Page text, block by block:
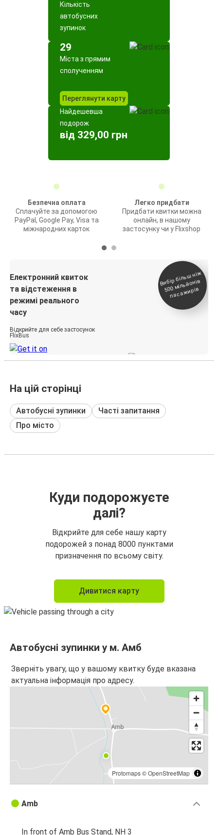
Кількість
автобусних
зупинок
29
Міста з прямим
сполученням
Переглянути карту
Найдешевша
подорож
від 329,00 грн
Безпечна оплата
Сплачуйте за допомогою
PayPal, Google Pay, Visa та
міжнародних карток
Легко придбати
Придбати квитки можна
онлайн, в нашому
застосунку чи у Flixshop
Електронний квиток
та відстеження в
режимі реального
часу
Відкрийте для себе застосунок
FlixBus
Вибір біль
ш ні
ж
500
мільйонів
паса
жирів
На цій сторінці
Автобусні зупинки
Часті запитання
Про місто
Куди подорожуєте
далі?
Відкрийте для себе нашу карту
подорожей з понад 8000 пунктами
призначення по всьому світу.
Дивитися карту
Автобусні зупинки у м. Амб
Зверніть увагу, що у вашому квитку буде вказана
актуальна інформація про адресу.
Protomaps©OpenStreetMap
Amb
In front of Amb Bus Stand, NH 3